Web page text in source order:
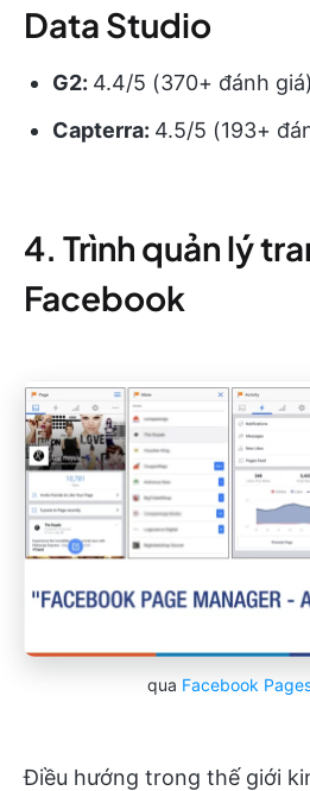
Data Studio
G2: 4.4/5 (370+ đánh giá)
Capterra: 4.5/5 (193+
4. Trình quản lý
Facebook
qua Facebook
Điều hướng trong thế giới